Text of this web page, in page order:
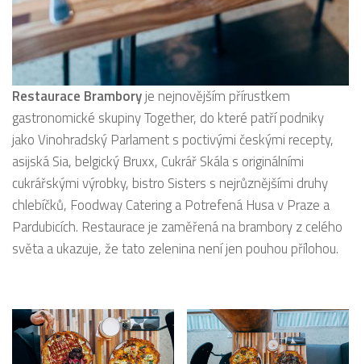
Restaurace Bramboryje nejnovějším přírustkem
gastronomické skupiny Together, do které patří podniky
jako Vinohradský Parlament s poctivými českými recepty,
asijská Sia, belgický Bruxx, Cukrář Skála s originálními
cukrářskými výrobky, bistro Sisters s nejrůznějšími druhy
chlebíčků, Foodway Catering a Potrefená Husa v Praze a
Pardubicích. Restaurace je zaměřená na brambory z celého
světa a ukazuje, že tato zelenina není jen pouhou přílohou.